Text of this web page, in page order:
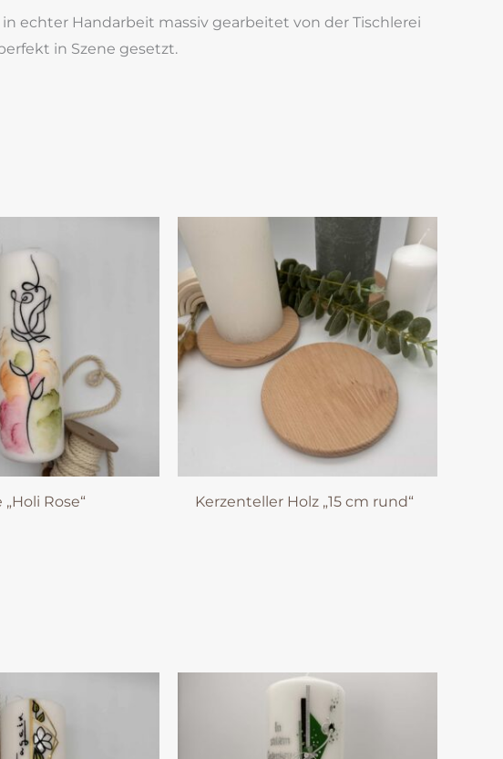
echter Handarbeit massiv gearbeitet von der Tischlerei
in Szene gesetzt.
Rose“ Kerzenteller Holz „15 cm rund“